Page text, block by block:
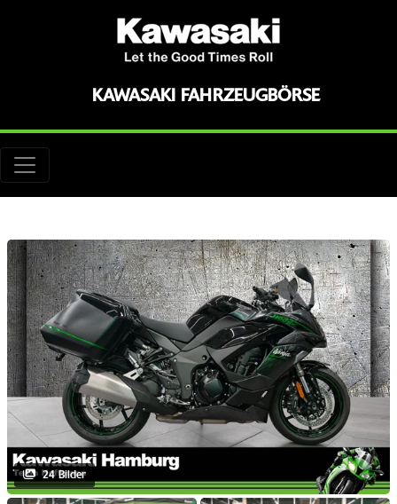
KAWASAKI FAHRZEUGBÖRSE
24 Bilder